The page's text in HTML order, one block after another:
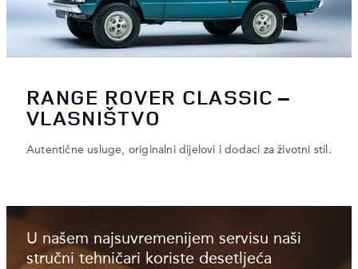
RANGE ROVER CLASSIC –
VLASNIŠTVO
Autentične usluge, originalni dijelovi i dodaci za životni stil.
U našem najsuvremenijem servisu naši
stručni tehničari koriste desetljeća